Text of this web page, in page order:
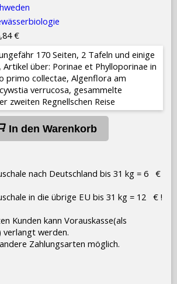
€
170 Seiten, 2 Tafeln und einige
über: Porinae et Phylloporinae in
primo collectae, Algenflora am
verrucosa, gesammelte
zweiten Regnellschen Reise
In den Warenkorb
nach Deutschland bis 31 kg = 6 €
in die übrige EU bis 31 kg = 12 € !
Kunden kann Vorauskasse(als
verlangt werden.
Zahlungsarten möglich.